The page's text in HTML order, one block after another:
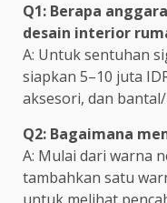
Q1: Berapa
desain interior
A: Untuk sentuhan
siapkan 5–10 juta
aksesori, dan
Q2: Bagaimana
A: Mulai dari warna
tambahkan satu